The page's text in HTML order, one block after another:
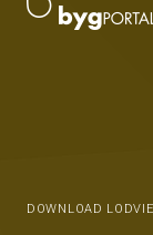
DOWNLOAD